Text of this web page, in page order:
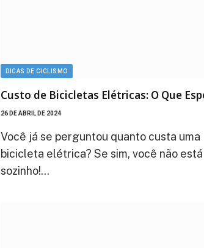
DICAS DE CICLISMO
Custo de Bicicletas Elétricas: O Que
26 DE ABRIL DE 2024
Você já se perguntou quanto custa uma
bicicleta elétrica? Se sim, você não está
sozinho!…